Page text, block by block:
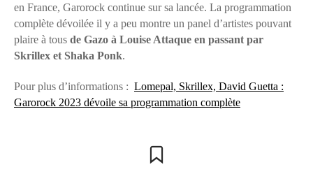
en France, Garorock continue sur sa lancée. La programmation
complète dévoilée il y a peu montre un panel d’artistes pouvant
plaire à tous de Gazo à Louise Attaque en passant par
Skrillex et Shaka Ponk.
Pour plus d’informations : Lomepal, Skrillex, David Guetta :
Garorock 2023 dévoile sa programmation complète